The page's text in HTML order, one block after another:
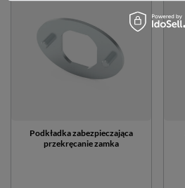
Podkładka zabezpieczająca
przekręcanie zamka